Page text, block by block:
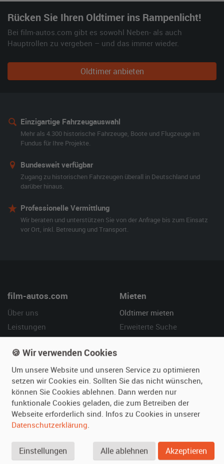
Rücken Sie Ihren Oldtimer ins Rampenlicht!
Bei film-autos.com gibt es sowohl Neben- als auch
Hauptrollen zu vergeben – und das immer wieder.
Oldtimer anbieten
Einzigartige Fahrzeugauswahl
Mehr als 4.300 historische Fahrzeuge, Boote und Flugzeuge im
Fundus für Ihre Projekte.
Bundesweit verfügbar
Zugang zu historischen Fahrzeugen überall in Deutschland und
darüber hinaus.
Professionelle Vermittlung
Wir beraten und unterstützen Sie von der Anfrage bis zum Einsatz
vor Ort, inkl. Betreuung und Transport.
film-autos.com
Über uns
Leistungen
Kundenmeinungen
Mieten
Oldtimer mieten
Erweiterte Suche
Vermieten
Oldtimer anmelden
Fotos senden
Fragen für Vermieter
Inserat verwalten
Hilfe
Häufige Fragen (FAQ)
So funktioniert's
🍪 Wir verwenden Cookies
Um unsere Website und unseren Service zu optimieren
setzen wir Cookies ein. Sollten Sie das nicht wünschen,
können Sie Cookies ablehnen. Dann werden nur
funktionale Cookies geladen, die zum Betreiben der
Webseite erforderlich sind. Infos zu Cookies in unserer
Datenschutzerklärung.
Einstellungen Alle ablehnen Akzeptieren